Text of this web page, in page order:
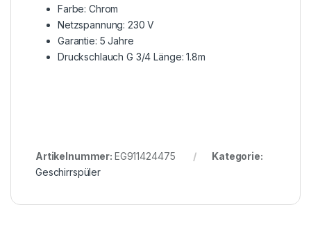
Farbe: Chrom
Netzspannung: 230 V
Garantie: 5 Jahre
Druckschlauch G 3/4 Länge: 1.8m
Artikelnummer: EG911424475
Kategorie:
Geschirrspüler